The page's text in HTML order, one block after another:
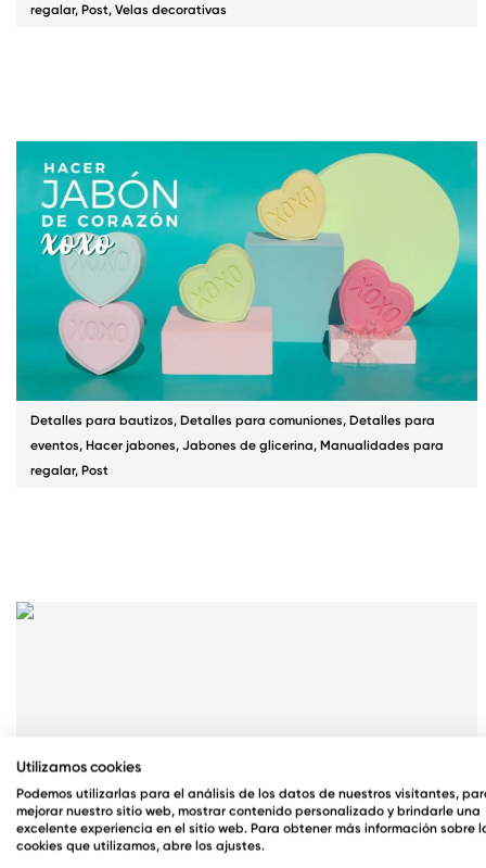
regalar,Post,Velas decorativas
Detalles para bautizos,Detalles para comuniones,Detalles para
eventos,Hacer jabones,Jabones de glicerina,Manualidades para
regalar,Post
Utilizamos cookies
Podemos utilizarlas para el análisis de los datos de nuestros visitantes,
mejorar nuestro sitio web, mostrar contenido personalizado y brindarle una
excelente experiencia en el sitio web. Para obtener más información sobre
cookies que utilizamos, abre los ajustes.